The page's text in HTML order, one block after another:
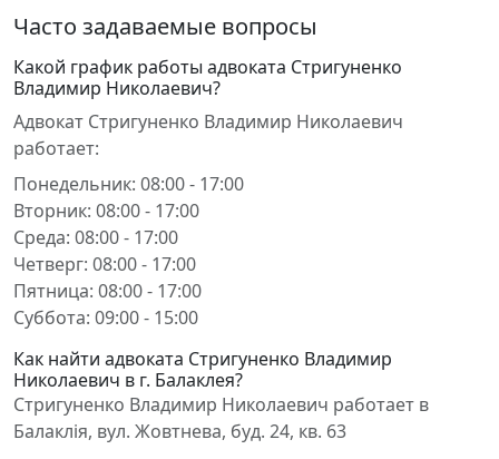
Часто задаваемые вопросы
Какой график работы адвоката Стригуненко
Владимир Николаевич?
Адвокат Стригуненко Владимир Николаевич
работает:
Понедельник: 08:00 - 17:00
Вторник: 08:00 - 17:00
Среда: 08:00 - 17:00
Четверг: 08:00 - 17:00
Пятница: 08:00 - 17:00
Суббота: 09:00 - 15:00
Как найти адвоката Стригуненко Владимир
Николаевич в г. Балаклея?
Стригуненко Владимир Николаевич работает в
Балаклія, вул. Жовтнева, буд. 24, кв. 63